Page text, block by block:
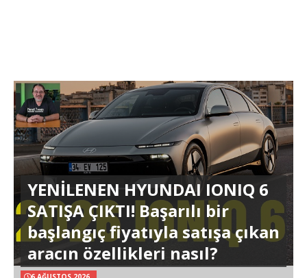
YENİLENEN HYUNDAI IONIQ 6
SATIŞA ÇIKTI! Başarılı bir
başlangıç fiyatıyla satışa çıkan
aracın özellikleri nasıl?